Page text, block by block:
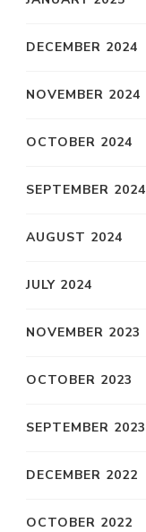
DECEMBER 2024
NOVEMBER 2024
OCTOBER 2024
SEPTEMBER 2024
AUGUST 2024
JULY 2024
NOVEMBER 2023
OCTOBER 2023
SEPTEMBER 2023
DECEMBER 2022
OCTOBER 2022